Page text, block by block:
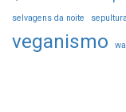
selvagens da noite
sepultura
veganismo